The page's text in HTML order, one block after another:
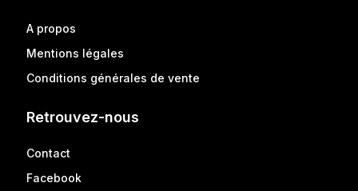
A propos
Mentions légales
Conditions générales de vente
Retrouvez-nous
Contact
Facebook